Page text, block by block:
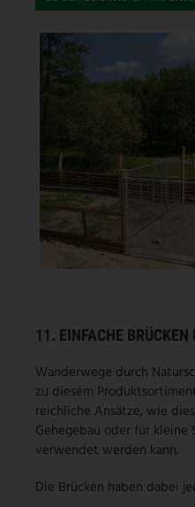
11. EINFACHE BRÜCKEN
Wanderwege durch
zu diesem
reichliche Ansätze, wie
Gehegebau oder für
verwendet werden kann.
Die Brücken haben dabei